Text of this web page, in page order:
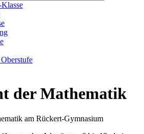
der Mathematik